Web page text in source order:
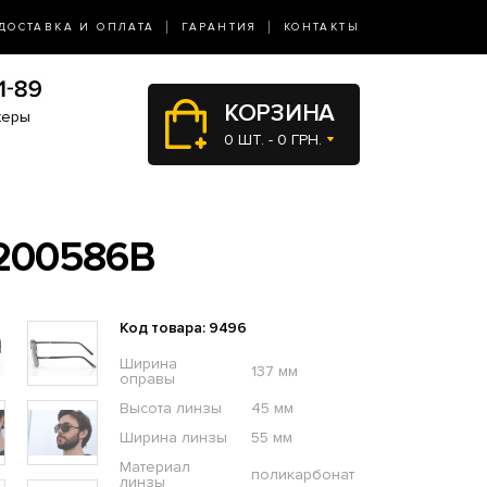
И ОПЛАТА ГАРАНТИЯ КОНТАКТЫ
КОРЗИНА
0 ШТ. - 0 ГРН.
Код товара: 9496
Ширина
оправы
137 мм
Высота линзы
45 мм
Ширина линзы
55 мм
Материал
линзы
поликарбонат